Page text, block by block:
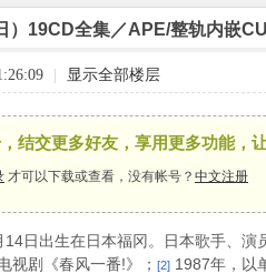
› ›
）19CD全集／APE/整轨内嵌
显示全部楼层
结交更多好友，享用更多功能，
才可以下载或查看，没有帐号？ 中文注册
日出生在日本福冈。日本歌手、演
视剧《春风一番!》； [2] 1987年，以